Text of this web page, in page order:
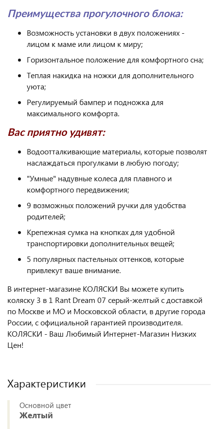
Преимущества прогулочного блока:
Возможность установки в двух положениях -
лицом к маме или лицом к миру;
Горизонтальное положение для комфортного сна;
Теплая накидка на ножки для дополнительного
уюта;
Регулируемый бампер и подножка для
максимального комфорта.
Вас приятно удивят:
Водоотталкивающие материалы, которые позволят
наслаждаться прогулками в любую погоду;
"Умные" надувные колеса для плавного и
комфортного передвижения;
9 возможных положений ручки для удобства
родителей;
Крепежная сумка на кнопках для удобной
транспортировки дополнительных вещей;
5 популярных пастельных оттенков, которые
привлекут ваше внимание.
В интернет-магазине КОЛЯСКИ Вы можете купить
коляску 3 в 1 Rant Dream 07 серый-желтый с доставкой
по Москве и МО и Московской области, в другие города
России, с официальной гарантией производителя.
КОЛЯСКИ - Ваш Любимый Интернет-Магазин Низких
Цен!
Характеристики
Основной цвет
Желтый